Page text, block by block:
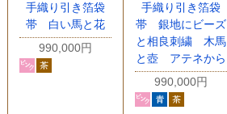
手織り引き箔袋
帯 白い馬と花
990,000円
手織り引き箔袋
帯 銀地にビーズ
と相良刺繍 木馬
と壺 アテネから
990,000円